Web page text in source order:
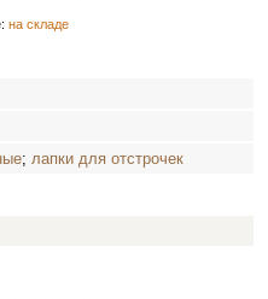
на складе
;лапки для отстрочек